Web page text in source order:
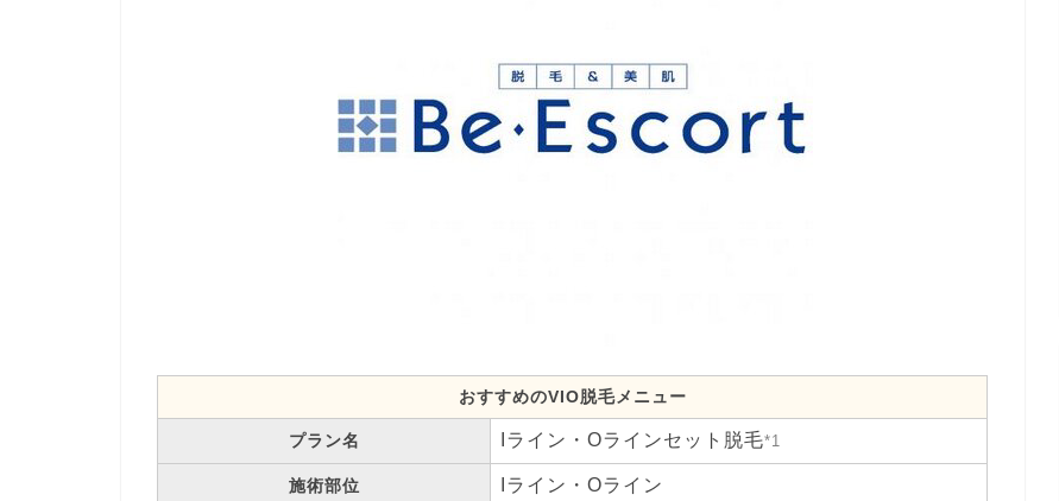
おすすめのVIO脱毛メニュー
プラン名 Iライン・Oラインセット脱毛*1
施術部位 Iライン・Oライン